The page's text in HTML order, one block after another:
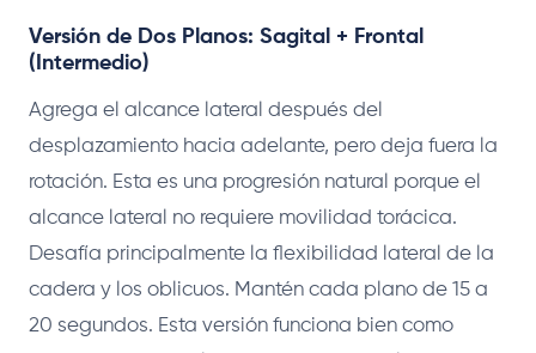
Versión de Dos Planos: Sagital + Frontal
(Intermedio)
Agrega el alcance lateral después del
desplazamiento hacia adelante, pero deja fuera la
rotación. Esta es una progresión natural porque el
alcance lateral no requiere movilidad torácica.
Desafía principalmente la flexibilidad lateral de la
cadera y los oblicuos. Mantén cada plano de 15 a
20 segundos. Esta versión funciona bien como